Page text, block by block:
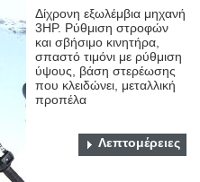
Δίχρονη εξωλέμβια μηχανή
3ΗΡ. Ρύθμιση στροφών
και σβήσιμο κινητήρα,
σπαστό τιμόνι με ρύθμιση
ύψους, βάση στερέωσης
που κλειδώνει, μεταλλική
προπέλα
Λεπτομέρειες